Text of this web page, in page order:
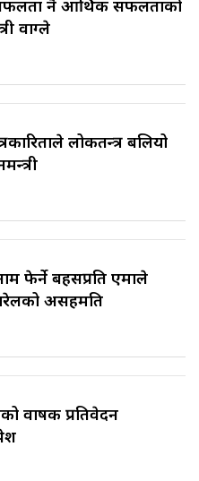
सफलता नै आर्थिक सफलताको
वाग्ले
लोकतन्त्र बलियो
फेर्ने बहसप्रति एमाले
असहमति
वार्षिक प्रतिवेदन